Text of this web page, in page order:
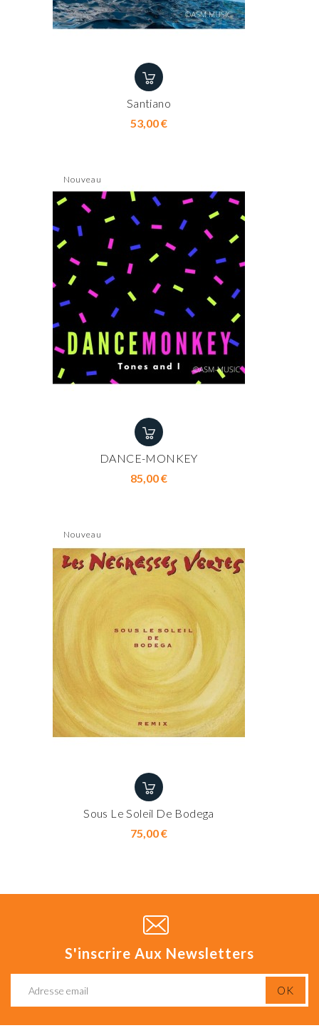
Santiano
53,00 €Prix
Nouveau
DANCE-MONKEY
85,00 €Prix
Nouveau
Sous Le Soleil De Bodega
75,00 €Prix
S'inscrire Aux Newsletters